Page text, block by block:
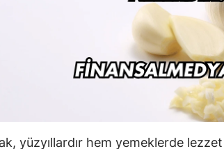
yüzyıllardır hem yemeklerde